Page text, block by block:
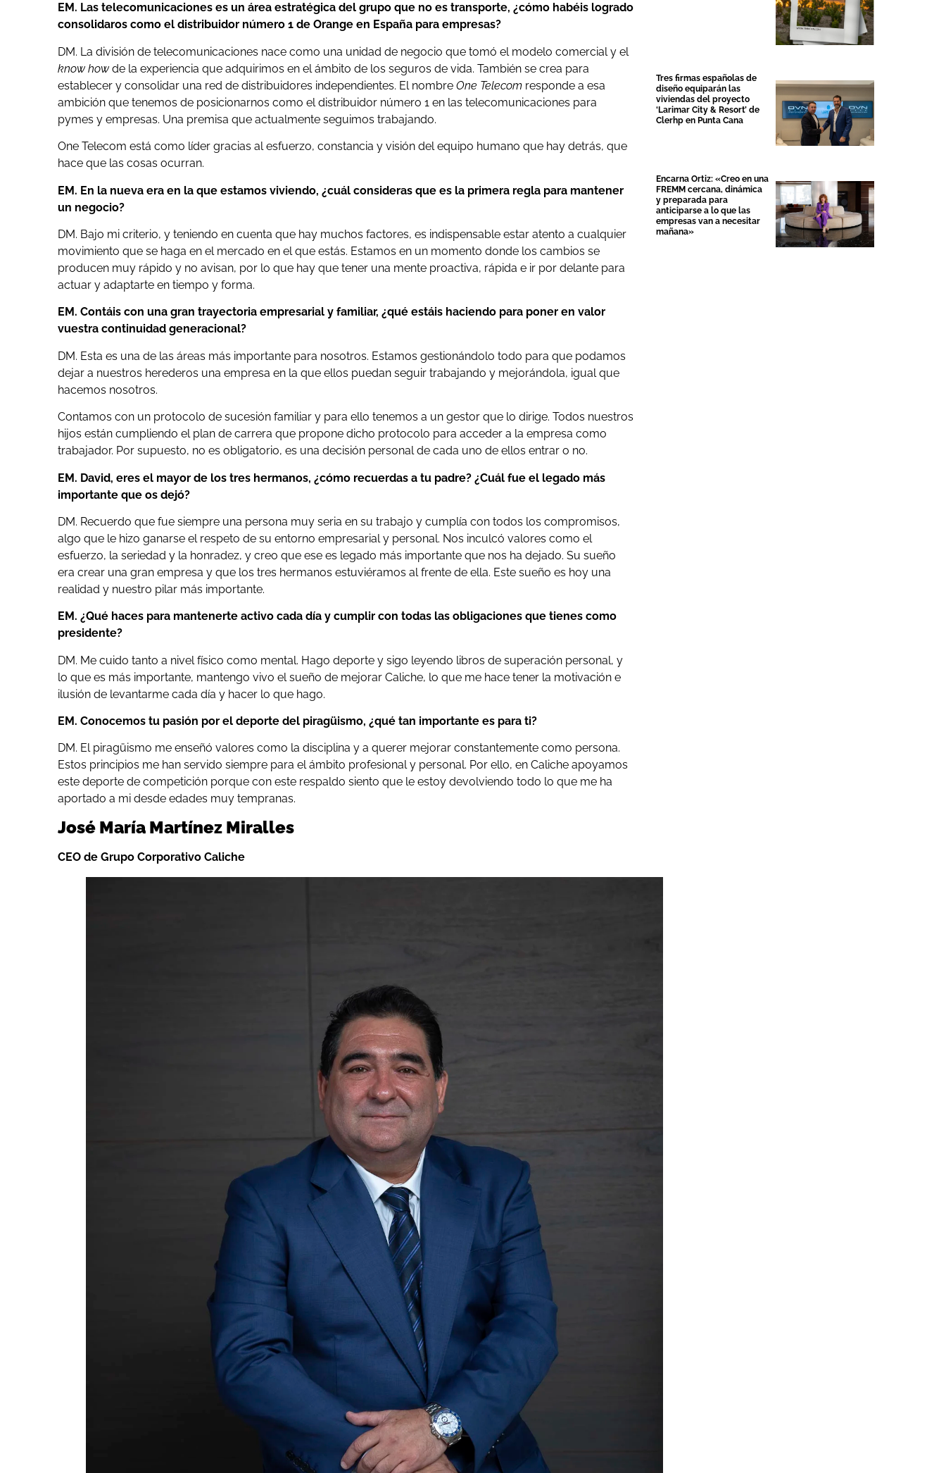
EM. Las telecomunicaciones es un área estratégica del grupo que no es transporte, ¿cómo habéis logrado
consolidaros como el distribuidor número 1 de Orange en España para empresas?
DM. La división de telecomunicaciones nace como una unidad de negocio que tomó el modelo comercial y el
know how de la experiencia que adquirimos en el ámbito de los seguros de vida. También se crea para
establecer y consolidar una red de distribuidores independientes. El nombre One Telecom responde a esa
ambición que tenemos de posicionarnos como el distribuidor número 1 en las telecomunicaciones para
pymes y empresas. Una premisa que actualmente seguimos trabajando.
One Telecom está como líder gracias al esfuerzo, constancia y visión del equipo humano que hay detrás, que
hace que las cosas ocurran.
EM. En la nueva era en la que estamos viviendo, ¿cuál consideras que es la primera regla para mantener
un negocio?
DM. Bajo mi criterio, y teniendo en cuenta que hay muchos factores, es indispensable estar atento a cualquier
movimiento que se haga en el mercado en el que estás. Estamos en un momento donde los cambios se
producen muy rápido y no avisan, por lo que hay que tener una mente proactiva, rápida e ir por delante para
actuar y adaptarte en tiempo y forma.
EM. Contáis con una gran trayectoria empresarial y familiar, ¿qué estáis haciendo para poner en valor
vuestra continuidad generacional?
DM. Esta es una de las áreas más importante para nosotros. Estamos gestionándolo todo para que podamos
dejar a nuestros herederos una empresa en la que ellos puedan seguir trabajando y mejorándola, igual que
hacemos nosotros.
Contamos con un protocolo de sucesión familiar y para ello tenemos a un gestor que lo dirige. Todos nuestros
hijos están cumpliendo el plan de carrera que propone dicho protocolo para acceder a la empresa como
trabajador. Por supuesto, no es obligatorio, es una decisión personal de cada uno de ellos entrar o no.
EM. David, eres el mayor de los tres hermanos, ¿cómo recuerdas a tu padre? ¿Cuál fue el legado más
importante que os dejó?
DM. Recuerdo que fue siempre una persona muy seria en su trabajo y cumplía con todos los compromisos,
algo que le hizo ganarse el respeto de su entorno empresarial y personal. Nos inculcó valores como el
esfuerzo, la seriedad y la honradez, y creo que ese es legado más importante que nos ha dejado. Su sueño
era crear una gran empresa y que los tres hermanos estuviéramos al frente de ella. Este sueño es hoy una
realidad y nuestro pilar más importante.
EM. ¿Qué haces para mantenerte activo cada día y cumplir con todas las obligaciones que tienes como
presidente?
DM. Me cuido tanto a nivel físico como mental. Hago deporte y sigo leyendo libros de superación personal, y
lo que es más importante, mantengo vivo el sueño de mejorar Caliche, lo que me hace tener la motivación e
ilusión de levantarme cada día y hacer lo que hago.
EM. Conocemos tu pasión por el deporte del piragüismo, ¿qué tan importante es para ti?
DM. El piragüismo me enseñó valores como la disciplina y a querer mejorar constantemente como persona.
Estos principios me han servido siempre para el ámbito profesional y personal. Por ello, en Caliche apoyamos
este deporte de competición porque con este respaldo siento que le estoy devolviendo todo lo que me ha
aportado a mi desde edades muy tempranas.
José María Martínez Miralles
CEO de Grupo Corporativo Caliche
Tres firmas españolas de
diseño equiparán las
viviendas del proyecto
‘Larimar City & Resort’ de
Clerhp en Punta Cana
Encarna Ortiz: «Creo en una
FREMM cercana, dinámica
y preparada para
anticiparse a lo que las
empresas van a necesitar
mañana»